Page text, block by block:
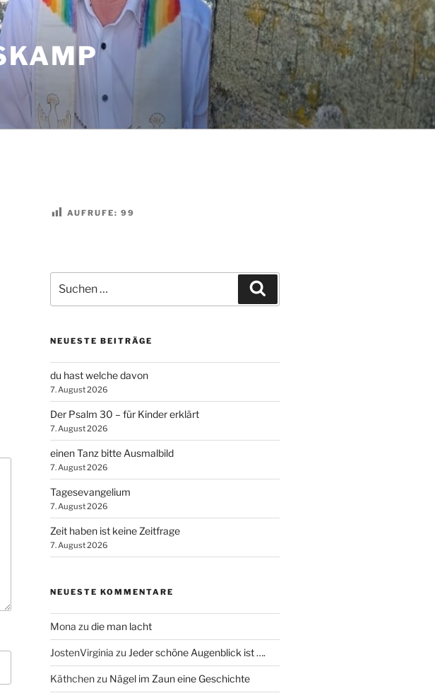
AUFRUFE: 99
nach:
NEUESTE BEITRÄGE
du hast welche davon
7. August 2026
Der Psalm 30 – für Kinder erklärt
7. August 2026
einen Tanz bitte Ausmalbild
7. August 2026
Tagesevangelium
7. August 2026
Zeit haben ist keine Zeitfrage
7. August 2026
NEUESTE KOMMENTARE
Mona zu die man lacht
JostenVirginia zu Jeder schöne Augenblick ist ….
Käthchenzu Nägel im Zaun eine Geschichte